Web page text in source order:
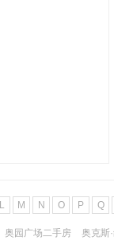
L M N O P Q
奥园广场二手房 奥克斯